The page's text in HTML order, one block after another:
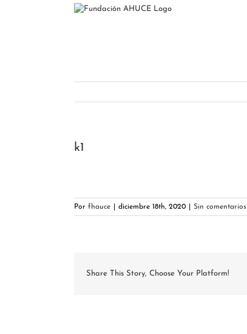
k1
Por fhauce diciembre 18th, 2020 Sin comentarios
Share This Story, Choose Your Platform!